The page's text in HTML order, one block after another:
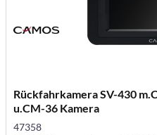
Rückfahrkamera SV-430
u.CM-36 Kamera
47358